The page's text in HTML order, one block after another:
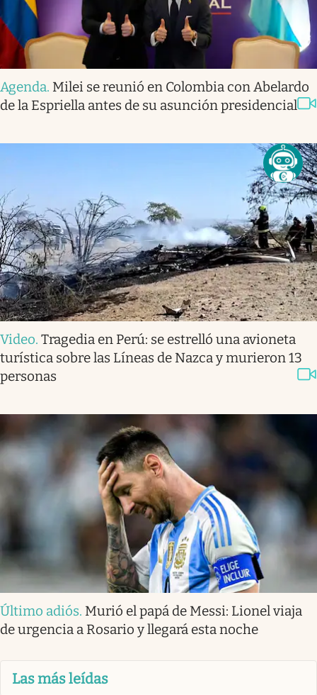
Agenda. Milei se reunió en Colombia con Abelardo
de la Espriella antes de su asunción presidencial
Video. Tragedia en Perú: se estrelló una avioneta
turística sobre las Líneas de Nazca y murieron 13
personas
Último adiós. Murió el papá de Messi: Lionel viaja
de urgencia a Rosario y llegará esta noche
Las más leídas